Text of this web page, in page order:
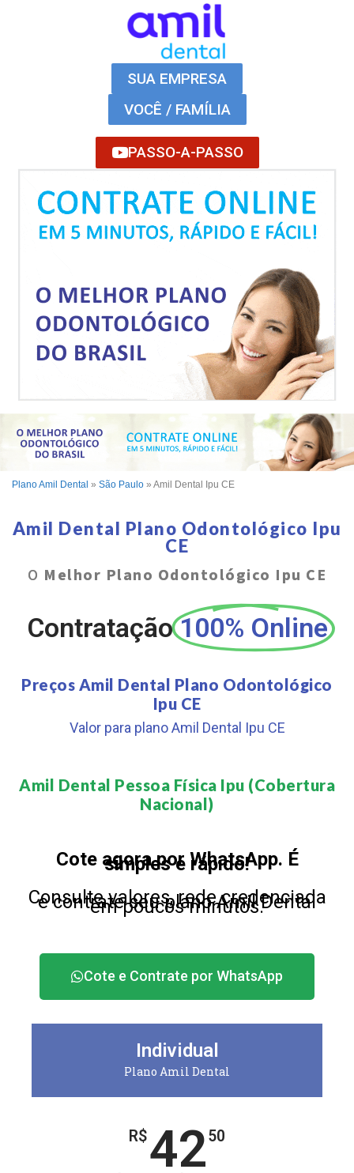
SUA EMPRESA
VOCÊ / FAMÍLIA
PASSO-A-PASSO
Plano Amil Dental » São Paulo » Amil Dental Ipu CE
Amil Dental Plano Odontológico Ipu
CE
O Melhor Plano Odontológico Ipu CE
Contratação 100% Online
Preços Amil Dental Plano Odontológico
Ipu CE
Valor para plano Amil Dental Ipu CE
Amil Dental Pessoa Física Ipu (Cobertura
Nacional)​
Cote agora por WhatsApp. É
simples e rápido!
Consulte valores, rede credenciada
e contrate seu plano Amil Dental
em poucos minutos.
Cote e Contrate por WhatsApp
Individual
Plano Amil Dental
R$4250